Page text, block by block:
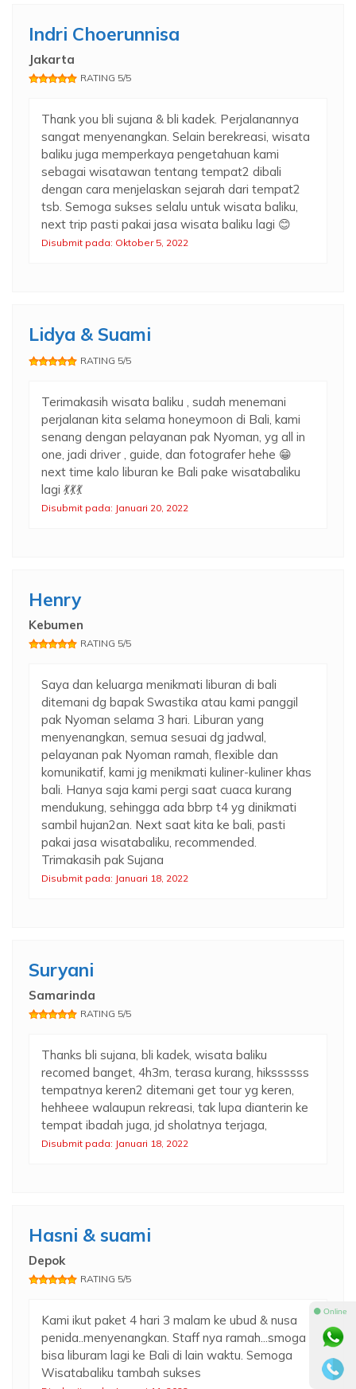
Indri Choerunnisa
Jakarta
RATING 5/5
Thank you bli sujana & bli kadek. Perjalanannya
sangat menyenangkan. Selain berekreasi, wisata
baliku juga memperkaya pengetahuan kami
sebagai wisatawan tentang tempat2 dibali
dengan cara menjelaskan sejarah dari tempat2
tsb. Semoga sukses selalu untuk wisata baliku,
next trip pasti pakai jasa wisata baliku lagi 😊
Disubmit pada: Oktober 5, 2022
Lidya & Suami
RATING 5/5
Terimakasih wisata baliku , sudah menemani
perjalanan kita selama honeymoon di Bali, kami
senang dengan pelayanan pak Nyoman, yg all in
one, jadi driver , guide, dan fotografer hehe 😁
next time kalo liburan ke Bali pake wisatabaliku
lagi 💃💃💃
Disubmit pada: Januari 20, 2022
Henry
Kebumen
RATING 5/5
Saya dan keluarga menikmati liburan di bali
ditemani dg bapak Swastika atau kami panggil
pak Nyoman selama 3 hari. Liburan yang
menyenangkan, semua sesuai dg jadwal,
pelayanan pak Nyoman ramah, flexible dan
komunikatif, kami jg menikmati kuliner-kuliner khas
bali. Hanya saja kami pergi saat cuaca kurang
mendukung, sehingga ada bbrp t4 yg dinikmati
sambil hujan2an. Next saat kita ke bali, pasti
pakai jasa wisatabaliku, recommended.
Trimakasih pak Sujana
Disubmit pada: Januari 18, 2022
Suryani
Samarinda
RATING 5/5
Thanks bli sujana, bli kadek, wisata baliku
recomed banget, 4h3m, terasa kurang, hikssssss
tempatnya keren2 ditemani get tour yg keren,
hehheee walaupun rekreasi, tak lupa dianterin ke
tempat ibadah juga, jd sholatnya terjaga,
Disubmit pada: Januari 18, 2022
Hasni & suami
Depok
RATING 5/5
Kami ikut paket 4 hari 3 malam ke ubud & nusa
penida..menyenangkan. Staff nya ramah...smoga
bisa liburam lagi ke Bali di lain waktu. Semoga
Wisatabaliku tambah sukses
⚫ Online